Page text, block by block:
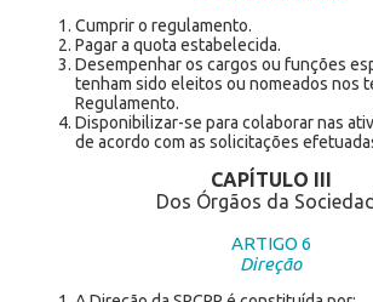
Cumprir o regulamento.
Pagar a quota estabelecida.
Desempenhar os cargos ou funções
tenham sido eleitos ou nomeados nos
Regulamento.
Disponibilizar-se para colaborar nas
de acordo com as solicitações
CAPÍTULO III
Dos Órgãos da
ARTIGO 6
Direção